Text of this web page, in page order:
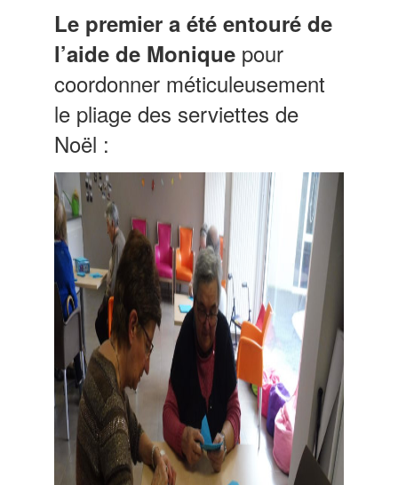
Le premier a été entouré de
l’aidede Monique pour
coordonner méticuleusement
le pliage des serviettes de
Noël :